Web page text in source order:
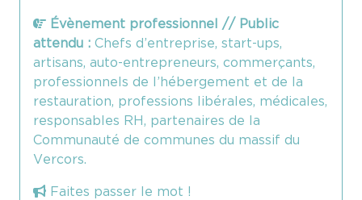
Évènement professionnel // Public
attendu : Chefs d’entreprise, start-ups,
artisans, auto-entrepreneurs, commerçants,
professionnels de l’hébergement et de la
restauration, professions libérales, médicales,
responsables RH, partenaires de la
Communauté de communes du massif du
Vercors.
Faites passer le mot !